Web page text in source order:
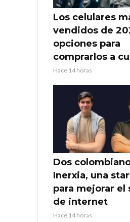
Los celulares
vendidos de
opciones para
comprarlos a
Hace 14 horas
Dos
Inerxia, una
para mejorar el
de internet
Hace 14 horas